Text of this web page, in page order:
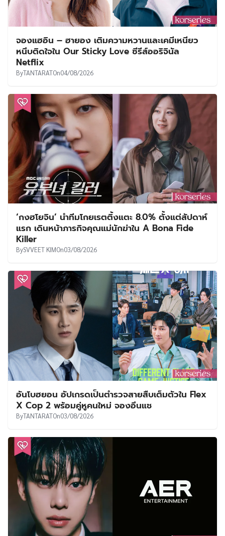
จองแฮอิน – ฮายอง เติมความหวานและเคมีเหนียว
หนึบติดใจใน Our Sticky Love ซีรีส์ออริจินัล
Netflix
ByTANTARATOn04/08/2026
‘กงฮโยจิน’ นำทีมโกยเรตติ้งแตะ 8.0% ตั้งแต่สัปดาห์
แรก เดินหน้าภารกิจคุณแม่นักฆ่าใน A Bona Fide
Killer
BySVVEET KIMOn03/08/2026
อันโบฮยอน อัปเกรดเป็นตำรวจสายสืบเต็มตัวใน Flex
X Cop 2 พร้อมคู่หูคนใหม่ จองอึนแช
ByTANTARATOn03/08/2026